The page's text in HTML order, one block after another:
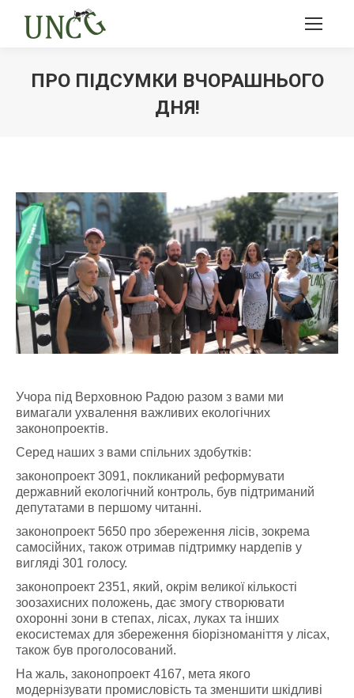
ПРО ПІДСУМКИ ВЧОРАШНЬОГО
ДНЯ!
Учора під Верховною Радою разом з вами ми
вимагали ухвалення важливих екологічних
законопроектів.
Серед наших з вами спільних здобутків:
законопроект 3091, покликаний реформувати
державний екологічний контроль, був підтриманий
депутатами в першому читанні.
законопроект 5650 про збереження лісів, зокрема
самосійних, також отримав підтримку нардепів у
вигляді 301 голосу.
законопроект 2351, який, окрім великої кількості
зоозахисних положень, дає змогу створювати
охоронні зони в степах, лісах, луках та інших
екосистемах для збереження біорізноманіття у лісах,
також був проголосований.
На жаль, законопроект 4167, мета якого
модернізувати промисловість та зменшити шкідливі